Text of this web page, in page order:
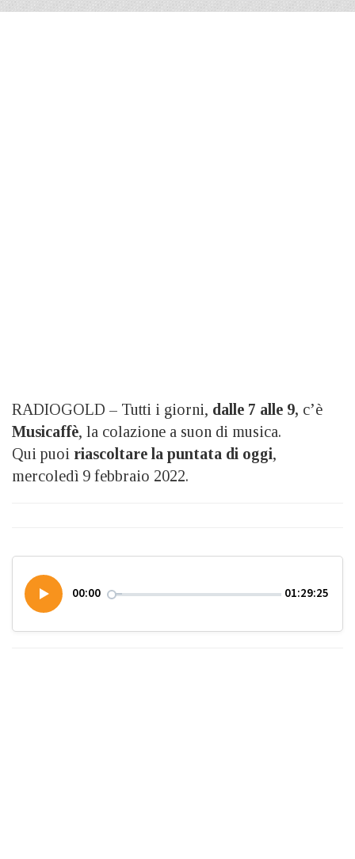
RADIOGOLD – Tutti i giorni, dalle 7 alle 9, c’è
Musicaffè, la colazione a suon di musica.
Qui puoi riascoltare la puntata di oggi,
mercoledì 9 febbraio 2022.
00:00 01:29:25